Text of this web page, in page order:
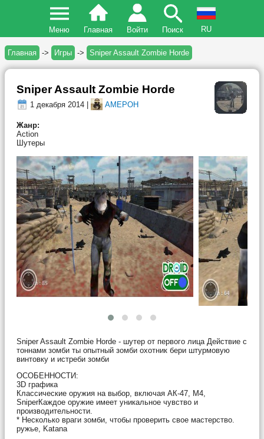
Меню Главная Войти Поиск RU
Главная -> Игры -> Sniper Assault Zombie Horde
Sniper Assault Zombie Horde
1 декабря 2014 | AMEPOH
Жанр:
Action
Шутеры
Sniper Assault Zombie Horde - шутер от первого лица Действие с
тоннами зомби ты опытный зомби охотник бери штурмовую
винтовку и истреби зомби
ОСОБЕННОСТИ:
3D графика
Классические оружия на выбор, включая АК-47, M4,
SniperКаждое оружие имеет уникальное чувство и
производительности.
* Несколько враги зомби, чтобы проверить свое мастерство.
ружье, Katana